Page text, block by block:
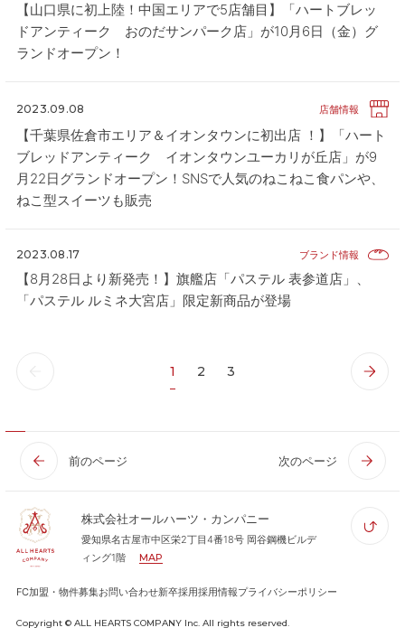
【山口県に初上陸！中国エリアで5店舗目】「ハートブレッ
ドアンティーク おのだサンパーク店」が10月6日（金）グ
ランドオープン！
店舗情報
2023.09.08
【千葉県佐倉市エリア＆イオンタウンに初出店 ！】「ハート
ブレッドアンティーク イオンタウンユーカリが丘店」が9
月22日グランドオープン！SNSで人気のねこねこ食パンや、
ねこ型スイーツも販売
ブランド情報
2023.08.17
【8月28日より新発売！】旗艦店「パステル 表参道店」、
「パステル ルミネ大宮店」限定新商品が登場
1 2 3
前のページ 次のページ
FC加盟・物件募集お問い合わせ新卒採用採用情報プライバシーポリシー
株式会社オールハーツ・カンパニー
愛知県名古屋市中区栄2丁目4番18号 岡谷鋼機ビルデ
ィング1階
MAP
Copyright © ALL HEARTS COMPANY Inc. All rights reserved.